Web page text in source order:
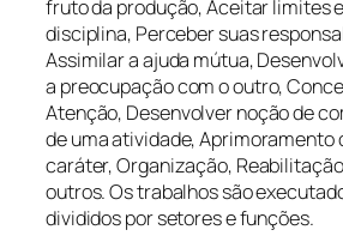
fruto da produção, Aceitar limites
disciplina, Perceber suas
Assimilar a ajuda mútua,
a preocupação com o outro,
Atenção, Desenvolver noção de
de uma atividade, Aprimoramento
caráter, Organização,
outros. Os trabalhos são
divididos por setores e funções.